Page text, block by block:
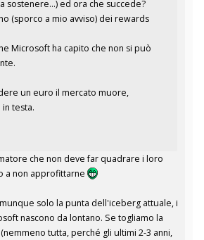
sostenere...) ed ora che succede?
(sporco a mio avviso) dei rewards
Microsoft ha capito che non si può
un euro il mercato muore,
testa.
che non deve far quadrare i loro
a non approfittarne
solo la punta dell'iceberg attuale, i
nascono da lontano. Se togliamo la
tutta, perché gli ultimi 2-3 anni,